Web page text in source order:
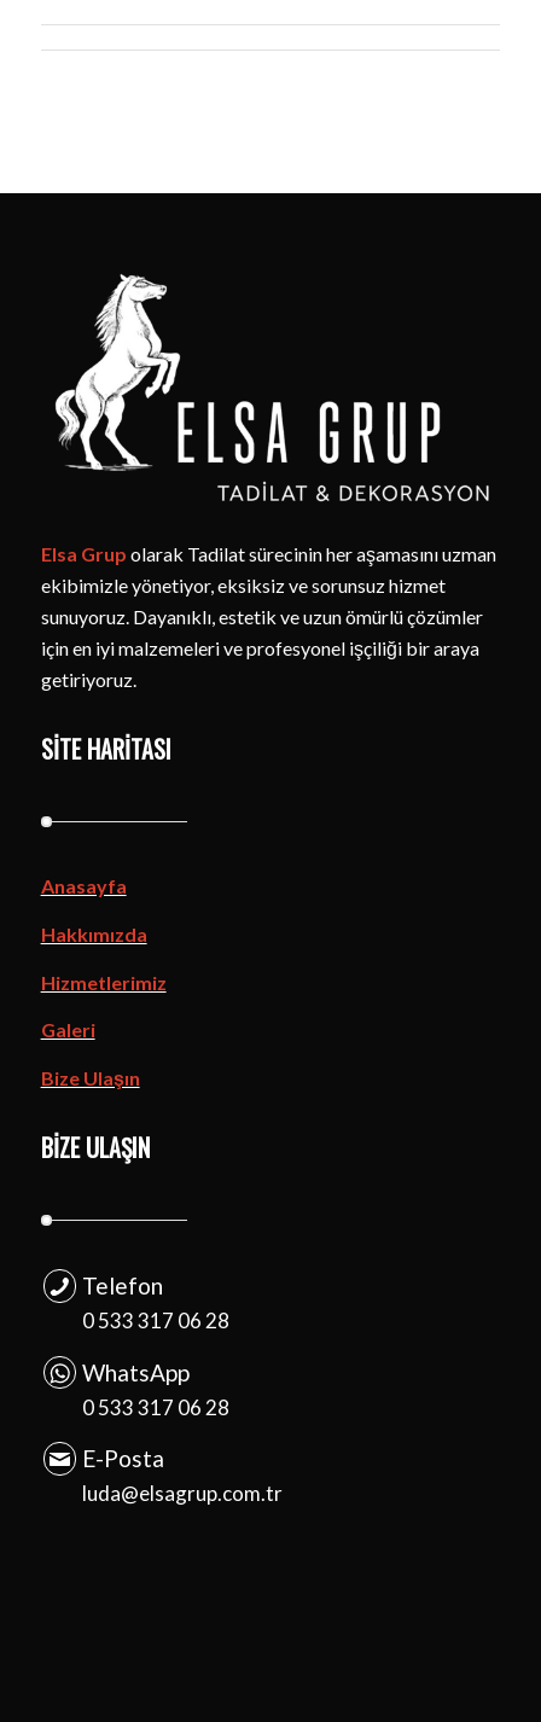
Elsa Grup olarak Tadilat sürecinin her aşamasını uzman
ekibimizle yönetiyor, eksiksiz ve sorunsuz hizmet
sunuyoruz. Dayanıklı, estetik ve uzun ömürlü çözümler
için en iyi malzemeleri ve profesyonel işçiliği bir araya
getiriyoruz.
SITE HARITASI
Anasayfa
Hakkımızda
Hizmetlerimiz
Galeri
Bize Ulaşın
BIZE ULAŞIN
Telefon
0 533 317 06 28
WhatsApp
0 533 317 06 28
E-Posta
luda@elsagrup.com.tr